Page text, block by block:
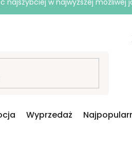
w najwyższej możliwej
Wyprzedaż